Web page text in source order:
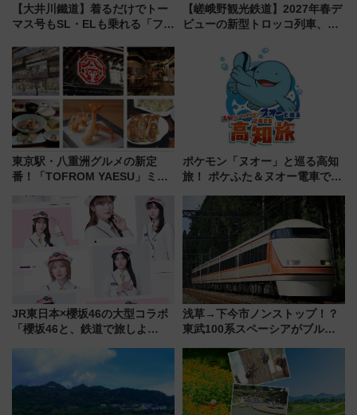
【大井川鐵道】着るだけでトー
マス号もSL・ELも乗れる「フリ
受注販売
【嵯峨野観光鉄道】2027年春デ
ビューの新型トロッコ列車、い
は2026年で引退
東京駅・八重洲グルメの新定
番！「TOFROM YAESU」ミシ
舗が集結した食の空間を徹底解
剖！（9/10開業）
ポケモン「ヌオー」と巡る高知
旅！ ポケふた＆ヌオー電車で楽
路の絶景と絶品グルメを満喫！
（7月18日スタート）
JR東日本×櫻坂46の大型コラボ
「櫻坂46と、鉄道で旅しよ
浅草→下今市ノンストップ！？
東武100系スペーシアがブルー
ー当時の停車駅」を再現 運転
時刻や特急券の買い方を紹介